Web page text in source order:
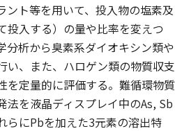
ント等を用いて、投入物の塩素及
投入する）の量や比率を変えつ
分析から臭素系ダイオキシン類や
い、また、ハロゲン類の物質収支
を定量的に評価する。難循環物質
法を液晶ディスプレイ中のAs, Sb
らにPbを加えた3元素の溶出特